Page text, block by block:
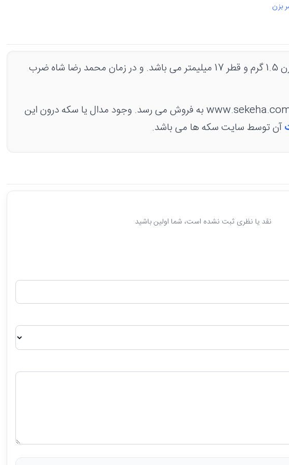
بزن
این مدال از جنس نقره با وزن 1.5 گرم و قطر 17 میلیمتر می باشد. و در زمان محمد رضا شاه ضرب
مدال در کاور منقش به آرم www.sekeha.com به فروش می رسد. وجود مدال یا سکه درون این
آن توسط سایت سکه ها می باشد.
نقد یا نظری ثبت نشده است، شما اولین باشید